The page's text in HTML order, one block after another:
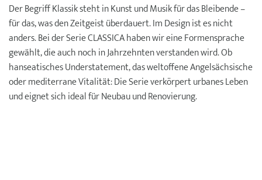
Der Begriff Klassik steht in Kunst und Musik für das Bleibende –
für das, was den Zeitgeist überdauert. Im Design ist es nicht
anders. Bei der Serie CLASSICA haben wir eine Formensprache
gewählt, die auch noch in Jahrzehnten verstanden wird. Ob
hanseatisches Understatement, das weltoffene Angelsächsische
oder mediterrane Vitalität: Die Serie verkörpert urbanes Leben
und eignet sich ideal für Neubau und Renovierung.